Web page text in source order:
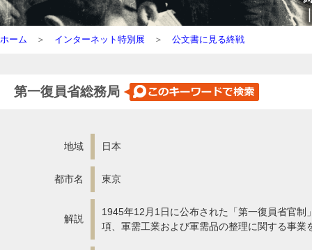
ホーム ＞ インターネット特別展 ＞ 公文書に見る終戦
第一復員省総務局
地域 日本
都市名 東京
解説
1945年12月1日に公布された「第一復員省官
項、軍需工業および軍需品の整理に関する事業